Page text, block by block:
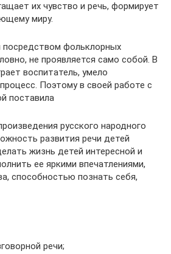
их чувство и речь, формирует
миру.
посредством фольклорных
не проявляется само собой. В
воспитатель, умело
Поэтому в своей работе с
поставила
русского народного
развития речи детей
жизнь детей интересной и
ее яркими впечатлениями,
способностью познать себя,
речи;